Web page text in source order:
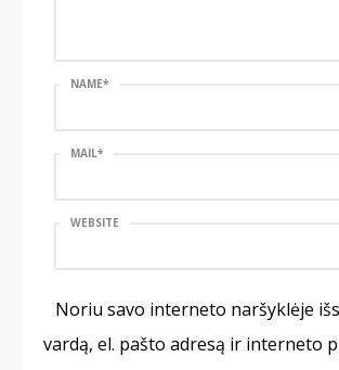
NAME*
MAIL*
WEBSITE
Noriu savo interneto naršyklėje
vardą, el. pašto adresą ir interneto